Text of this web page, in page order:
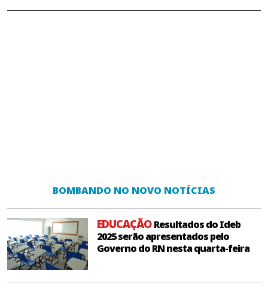
BOMBANDO NO NOVO NOTÍCIAS
EDUCAÇÃOResultados do Ideb
2025 serão apresentados pelo
Governo do RN nesta quarta-feira